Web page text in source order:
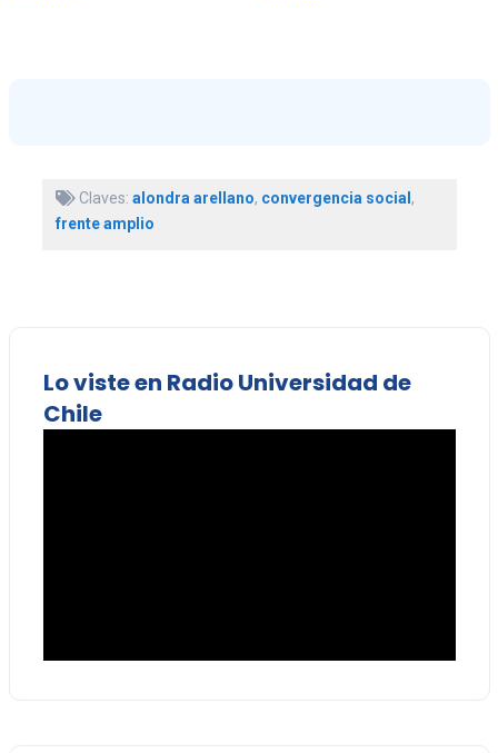
Claves: alondra arellano, convergencia social,
frente amplio
Lo viste en Radio Universidad de
Chile